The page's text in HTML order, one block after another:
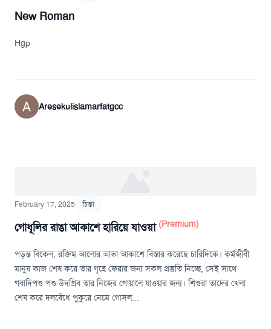
New Roman
Hgp
Aresekulislamarfatgcc
February 17, 2025 চিন্তা
গোধূলির রাঙা আকাশে হারিয়ে যাওয়া (Premium)
পড়ন্ত বিকেল, রক্তিম আলোর আভা আকাশে বিস্তার করেছে চারিদিকে। কর্মজীবী
মানুষ কাজ শেষ করে তার গৃহে ফেরার জন্য সকল প্রস্তুতি নিচ্ছে, সেই সাথে
গবাদিপশু পশু উদগ্রিব তার নিজের গোয়ালে যাওয়ার জন্য। শিশুরা তাদের খেলা
শেষ করে দলবেঁধে পুকুরে নেমে গোসল...